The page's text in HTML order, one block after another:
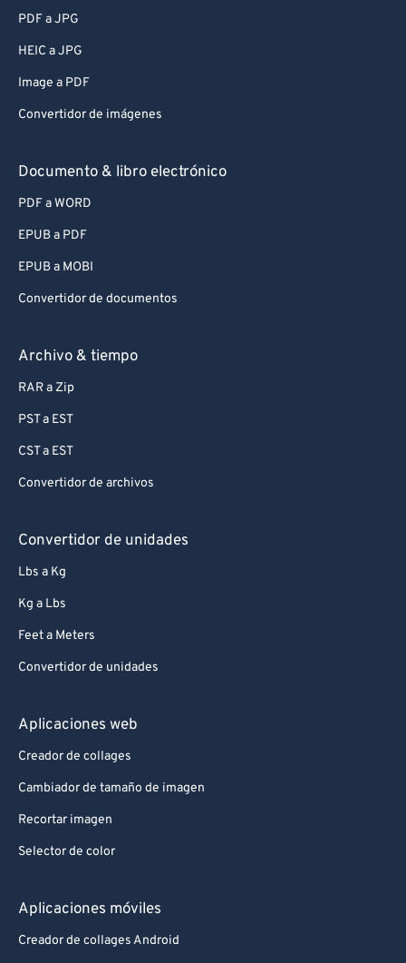
PDF a JPG
HEIC a JPG
Image a PDF
Convertidor de imágenes
Documento & libro electrónico
PDF a WORD
EPUB a PDF
EPUB a MOBI
Convertidor de documentos
Archivo & tiempo
RAR a Zip
PST a EST
CST a EST
Convertidor de archivos
Convertidor de unidades
Lbs a Kg
Kg a Lbs
Feet a Meters
Convertidor de unidades
Aplicaciones web
Creador de collages
Cambiador de tamaño de imagen
Recortar imagen
Selector de color
Aplicaciones móviles
Creador de collages Android